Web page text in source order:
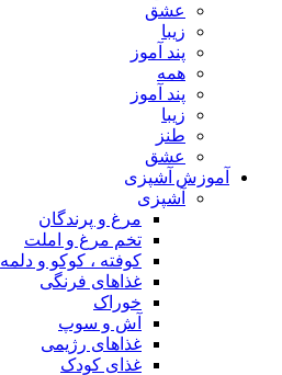
عشق
زیبا
پند آموز
همه
پند آموز
زیبا
طنز
عشق
آموزش آشپزی
آشپزی
مرغ و پرندگان
تخم مرغ و املت
کوفته ، کوکو و دلمه
غذاهای فرنگی
خوراک
آش و سوپ
غذاهای رژیمی
غذای کودک